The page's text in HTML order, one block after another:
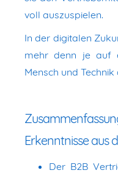
voll auszuspielen.
In der digitalen
mehr denn je auf
Mensch und
Erkenntnisse aus
Der B2B